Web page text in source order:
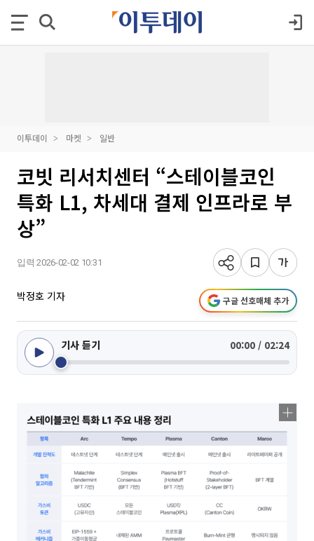
이투데이 마켓 일반
코빗 리서치센터 “스테이블코인
특화 L1, 차세대 결제 인프라로 부
상”
입력 2026-02-02 10:31
박정호 기자 구글 선호매체 추가
기사 듣기 00:00 / 02:24